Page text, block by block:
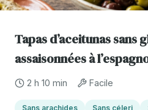
Tapas d’aceitunas sans
assaisonnées à
2 h 10 min Facile
Sans arachides Sans céleri